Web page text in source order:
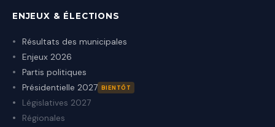
ENJEUX & ÉLECTIONS
Résultats des municipales
Enjeux 2026
Partis politiques
Présidentielle 2027 BIENTÔT
Législatives 2027
Régionales